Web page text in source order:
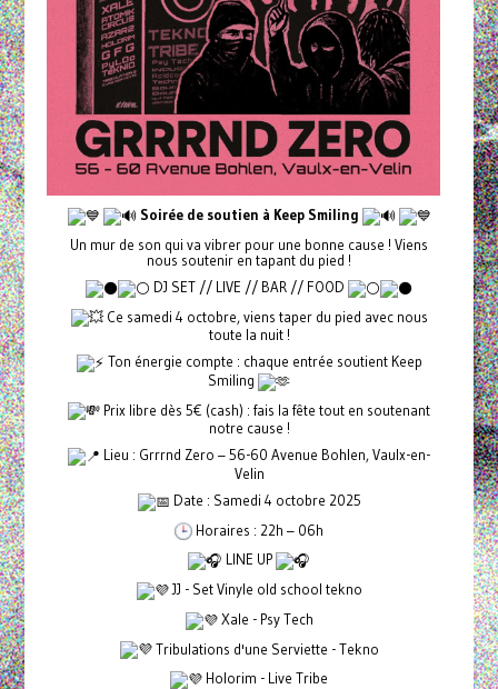
Soirée de soutien à Keep Smiling
Un mur de son qui va vibrer pour une bonne cause ! Viens
nous soutenir en tapant du pied !
DJ SET // LIVE // BAR // FOOD
Ce samedi 4 octobre, viens taper du pied avec nous
toute la nuit !
Ton énergie compte : chaque entrée soutient Keep
Smiling
Prix libre dès 5€ (cash) : fais la fête tout en soutenant
notre cause !
Lieu : Grrrnd Zero – 56-60 Avenue Bohlen, Vaulx-en-
Velin
Date : Samedi 4 octobre 2025
Horaires : 22h – 06h
LINE UP
JJ - Set Vinyle old school tekno
Xale - Psy Tech
Tribulations d'une Serviette - Tekno
Holorim - Live Tribe